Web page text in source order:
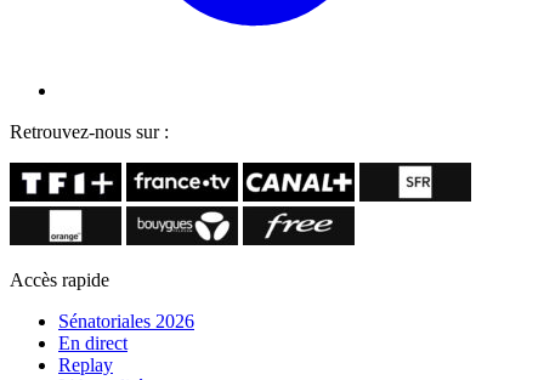
Retrouvez-nous sur :
Accès rapide
Sénatoriales 2026
En direct
Replay